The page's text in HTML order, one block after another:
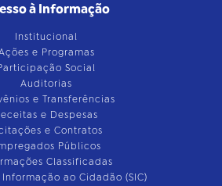
à Informação
Institucional
e Programas
Social
Auditorias
e Transferências
e Despesas
e Contratos
Públicos
Classificadas
ao Cidadão (SIC)